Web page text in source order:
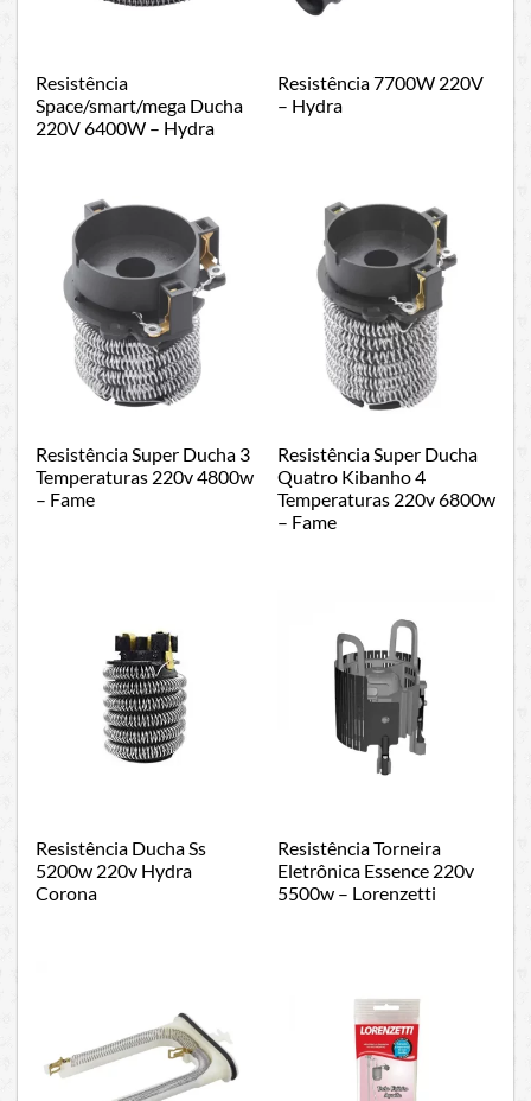
Resistência
Space/smart/mega Ducha
220V 6400W – Hydra
Resistência 7700W 220V
– Hydra
Resistência Super Ducha 3
Temperaturas 220v 4800w
– Fame
Resistência Super Ducha
Quatro Kibanho 4
Temperaturas 220v 6800w
– Fame
Resistência Ducha Ss
5200w 220v Hydra
Corona
Resistência Torneira
Eletrônica Essence 220v
5500w – Lorenzetti